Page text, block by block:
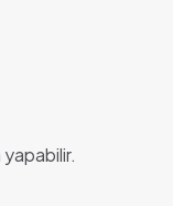
yapabilir.